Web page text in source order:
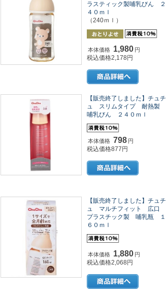
ラスティック製哺乳びん ２
４０ｍｌ
（240ｍｌ）
本体価格 1,980 円
税込価格2,178円
【販売終了しました】チュチ
ュ スリムタイプ 耐熱製
哺乳びん ２４０ｍｌ
本体価格 798 円
税込価格877円
【販売終了しました】チュチ
ュ マルチフィット 広口
プラスチック製 哺乳瓶 １
６０ｍｌ
本体価格 1,880 円
税込価格2,068円